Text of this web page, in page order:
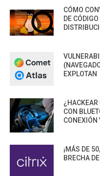
CÓMO
DE
EXPLOTAN
¿HACKEAR
CON
CONEXIÓN
¡MÁS DE
BRECHA